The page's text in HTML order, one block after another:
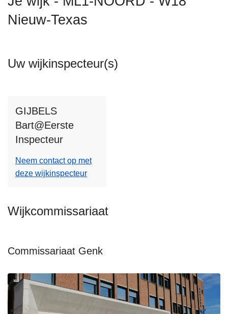
Nieuw-Texas
Uw wijkinspecteur(s)
GIJBELS
Bart@Eerste
Inspecteur
Neem contact op met
deze wijkinspecteur
Wijkcommissariaat
Commissariaat Genk